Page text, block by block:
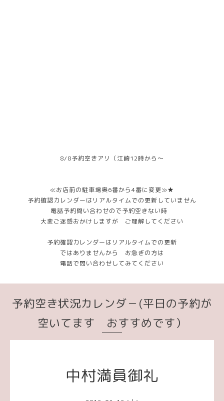
8/8予約空きアリ（江崎12時から～
≪お店前の駐車場奥6番から4番に変更≫★
予約確認カレンダーはリアルタイムでの更新していません
電話予約問い合わせので予約空きない時
大変ご迷惑おかけしますが ご理解してください
予約確認カレンダーはリアルタイムでの更新
ではありませんから お急ぎの方は
電話で問い合わせしてみてください
予約空き状況カレンダ－(平日の予約が
空いてます おすすめです）
中村満員御礼